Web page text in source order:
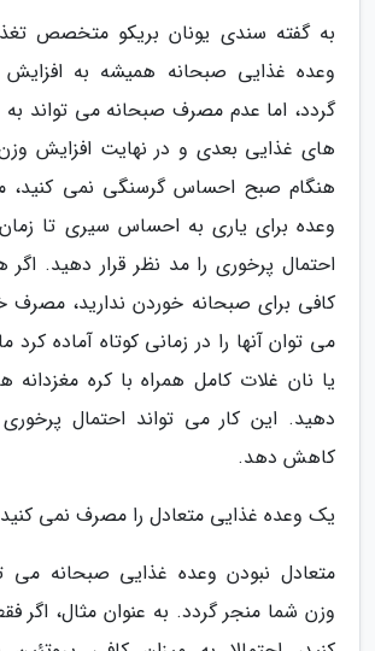
به گفته سندی یونان بریکو متخصص
وعده غذایی صبحانه همیشه به
گردد، اما عدم مصرف صبحانه می تواند
های غذایی بعدی و در نهایت افزایش
هنگام صبح احساس گرسنگی نمی
وعده برای یاری به احساس سیری تا
احتمال پرخوری را مد نظر قرار دهید.
کافی برای صبحانه خوردن ندارید، مصرف
می توان آنها را در زمانی کوتاه آماده
یا نان غلات کامل همراه با کره مغزدانه
دهید. این کار می تواند احتمال پرخوری
کاهش دهد.
یک وعده غذایی متعادل را مصرف نمی کنید
متعادل نبودن وعده غذایی صبحانه می
وزن شما منجر گردد. به عنوان مثال،